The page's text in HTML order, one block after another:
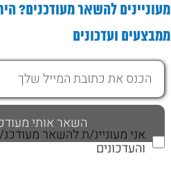
מעוניינים להשאר מעודכנים?
ממבצעים ועדכונים
אני מעוניינ/ת להשאר
והעדכונים